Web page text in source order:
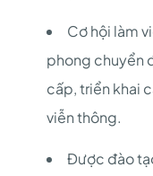
Cơ hội làm
phong chuyển
cấp, triển khai
viễn thông.
Được đào